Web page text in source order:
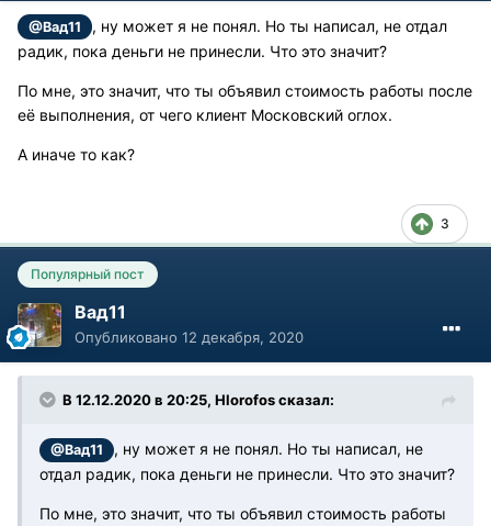
@Вад11
, ну может я не понял. Но ты написал, не отдал
радик, пока деньги не принесли. Что это значит?
По мне, это значит, что ты объявил стоимость работы после
её выполнения, от чего клиент Московский оглох.
А иначе то как?
3
Популярный пост
Вад11
Опубликовано 12 декабря, 2020
В 12.12.2020 в 20:25, Hlorofos сказал:
@Вад11
, ну может я не понял. Но ты написал, не
отдал радик, пока деньги не принесли. Что это значит?
По мне, это значит, что ты объявил стоимость работы